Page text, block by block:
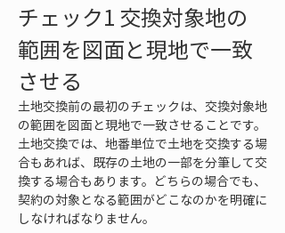
チェック1 交換対象地の
範囲を図面と現地で一致
させる
土地交換前の最初のチェックは、交換対象地
の範囲を図面と現地で一致させることです。
土地交換では、地番単位で土地を交換する場
合もあれば、既存の土地の一部を分筆して交
換する場合もあります。どちらの場合でも、
契約の対象となる範囲がどこなのかを明確に
しなければなりません。